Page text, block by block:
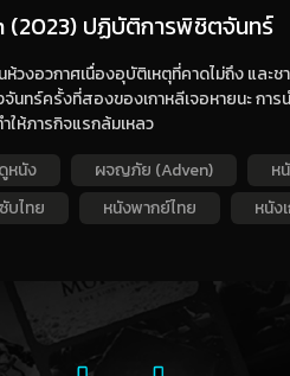
(2023) ปฏิบัติการพิชิตจันทร์
วงอวกาศเนื่องอุบัติเหตุที่คาดไม่ถึง และ
นทร์ครั้งที่สองของเกาหลีเจอหายนะ กา
ให้ภารกิจแรกล้มเหลว
ดูหนัง ผจญภัย (Adven) ห
บไทย หนังพากย์ไทย หนัง